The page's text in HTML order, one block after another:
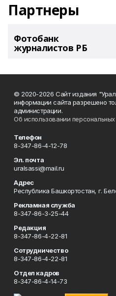
Партнеры
Фотобанк
журналистов РБ
© 2020-2026 Сайт издания
информации сайта разрешено
администрации.
Об использовании
Телефон
8-347-86-4-12-78
Эл. почта
uralsassi@mail.ru
Адрес
Республика Башкортостан, г.
Рекламная служба
8-347-86-3-25-44
Редакция
8-347-86-4-22-81
Сотрудничество
8-347-86-4-22-81
Отдел кадров
8-347-86-4-14-73